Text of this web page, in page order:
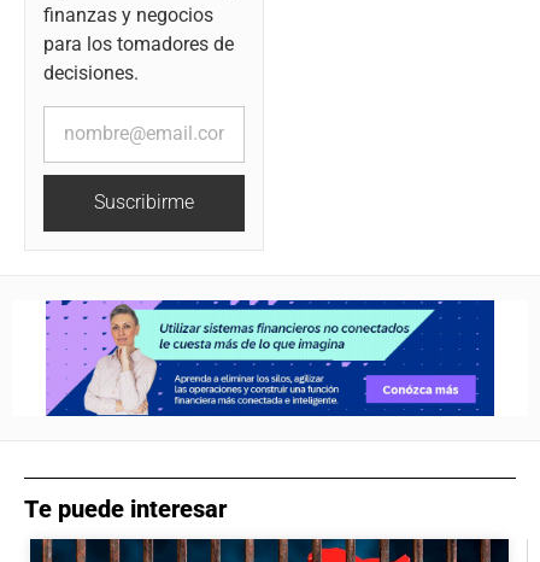
finanzas y negocios
para los tomadores de
decisiones.
Suscribirme
Te puede interesar